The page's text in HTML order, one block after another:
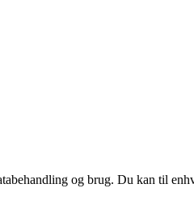
og brug. Du kan til